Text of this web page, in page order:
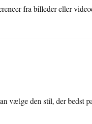
fra billeder eller
vælge den stil, der bedst